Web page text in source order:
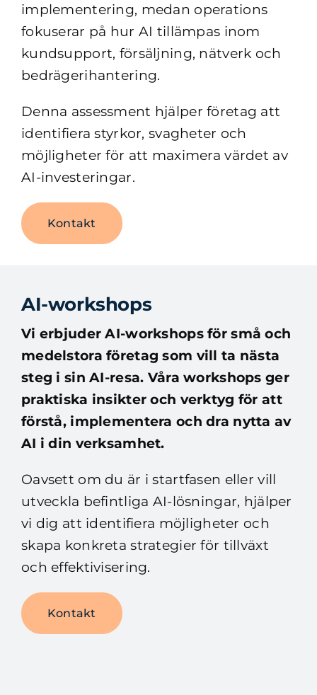
implementering, medan operations
fokuserar på hur AI tillämpas inom
kundsupport, försäljning, nätverk och
bedrägerihantering.
Denna assessment hjälper företag att
identifiera styrkor, svagheter och
möjligheter för att maximera värdet av
AI-investeringar.
Kontakt
AI-workshops
Vi erbjuder AI-workshops för små och
medelstora företag som vill ta nästa
steg i sin AI-resa. Våra workshops ger
praktiska insikter och verktyg för att
förstå, implementera och dra nytta av
AI i din verksamhet.
Oavsett om du är i startfasen eller vill
utveckla befintliga AI-lösningar, hjälper
vi dig att identifiera möjligheter och
skapa konkreta strategier för tillväxt
och effektivisering.
Kontakt